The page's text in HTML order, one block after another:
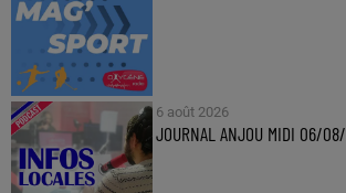
6 août 2026
JOURNAL ANJOU MIDI 06/